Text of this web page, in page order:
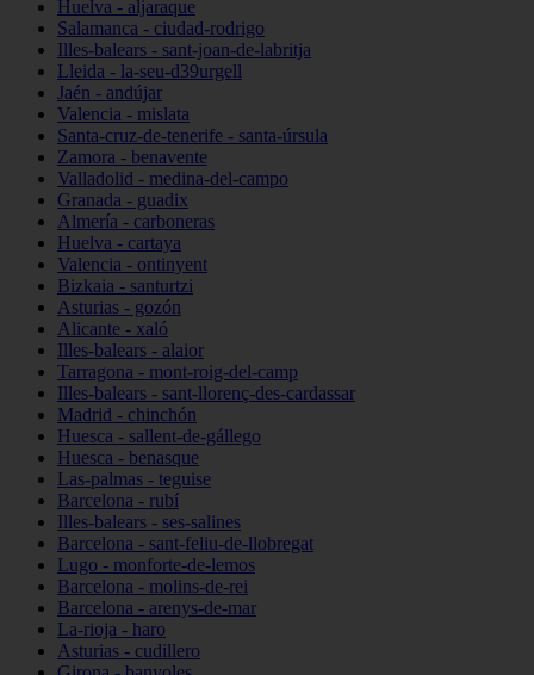
Huelva - aljaraque
Salamanca - ciudad-rodrigo
Illes-balears - sant-joan-de-labritja
Lleida - la-seu-d39urgell
Jaén - andújar
Valencia - mislata
Santa-cruz-de-tenerife - santa-úrsula
Zamora - benavente
Valladolid - medina-del-campo
Granada - guadix
Almería - carboneras
Huelva - cartaya
Valencia - ontinyent
Bizkaia - santurtzi
Asturias - gozón
Alicante - xaló
Illes-balears - alaior
Tarragona - mont-roig-del-camp
Illes-balears - sant-llorenç-des-cardassar
Madrid - chinchón
Huesca - sallent-de-gállego
Huesca - benasque
Las-palmas - teguise
Barcelona - rubí
Illes-balears - ses-salines
Barcelona - sant-feliu-de-llobregat
Lugo - monforte-de-lemos
Barcelona - molins-de-rei
Barcelona - arenys-de-mar
La-rioja - haro
Asturias - cudillero